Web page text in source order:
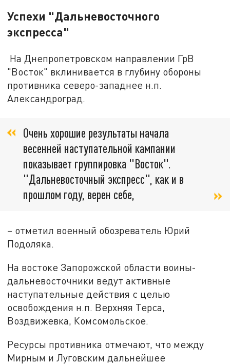
Успехи "Дальневосточного
экспресса"
На Днепропетровском направлении ГрВ
"Восток" вклинивается в глубину обороны
противника северо-западнее н.п.
Александроград.
Очень хорошие результаты начала
весенней наступательной кампании
показывает группировка "Восток".
"Дальневосточный экспресс", как и в
прошлом году, верен себе,
– отметил военный обозреватель Юрий
Подоляка.
На востоке Запорожской области воины-
дальневосточники ведут активные
наступательные действия с целью
освобождения н.п. Верхняя Терса,
Воздвижевка, Комсомольское.
Ресурсы противника отмечают, что между
Мирным и Луговским дальнейшее